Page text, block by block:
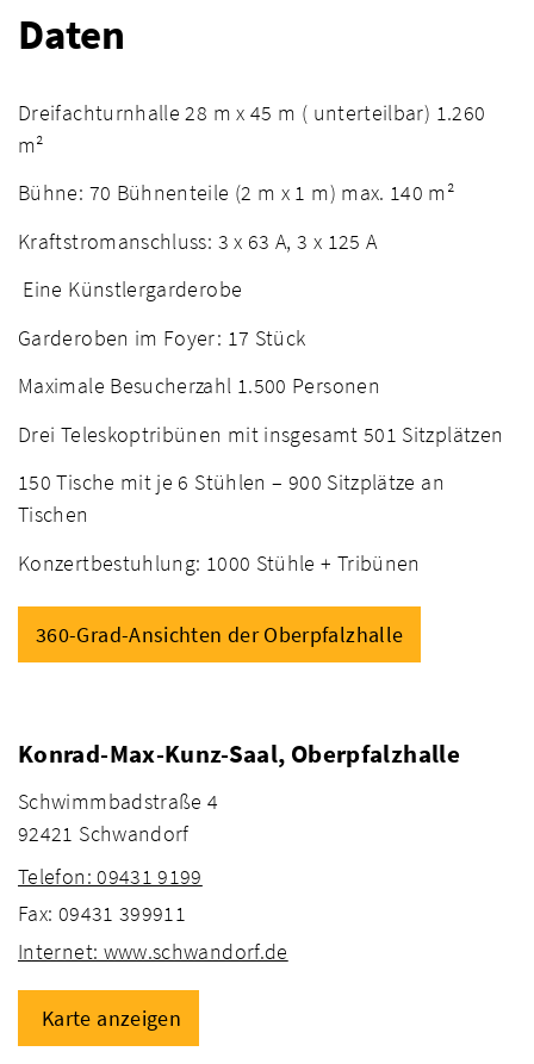
Daten
Dreifachturnhalle 28 m x 45 m ( unterteilbar) 1.260
m²
Bühne: 70 Bühnenteile (2 m x 1 m) max. 140 m²
Kraftstromanschluss: 3 x 63 A, 3 x 125 A
Eine Künstlergarderobe
Garderoben im Foyer: 17 Stück
Maximale Besucherzahl 1.500 Personen
Drei Teleskoptribünen mit insgesamt 501 Sitzplätzen
150 Tische mit je 6 Stühlen – 900 Sitzplätze an
Tischen
Konzertbestuhlung: 1000 Stühle + Tribünen
360-Grad-Ansichten der Oberpfalzhalle
Konrad-Max-Kunz-Saal, Oberpfalzhalle
Schwimmbadstraße 4
92421 Schwandorf
Telefon: 09431 9199
Fax: 09431 399911
Internet: www.schwandorf.de
Karte anzeigen